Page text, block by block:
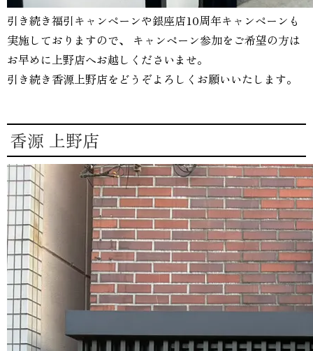
引き続き福引キャンペーンや銀座店10周年キャンペーンも
実施しておりますので、 キャンペーン参加をご希望の方は
お早めに上野店へお越しくださいませ。
引き続き香源上野店をどうぞよろしくお願いいたします。
香源 上野店